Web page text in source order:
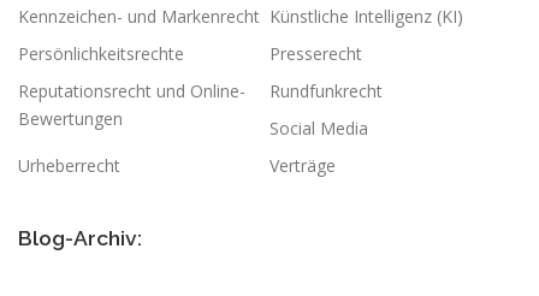
Kennzeichen- und Markenrecht Künstliche Intelligenz (KI)
Persönlichkeitsrechte
Presserecht
Reputationsrecht und Online-
Bewertungen
Rundfunkrecht
Social Media
Urheberrecht
Verträge
Blog-Archiv: